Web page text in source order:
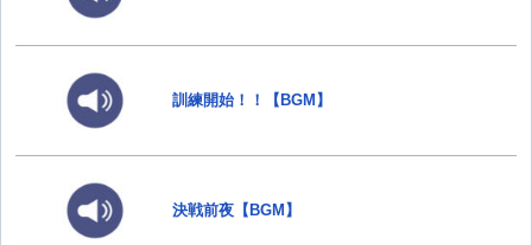
訓練開始！！【BGM】
決戦前夜【BGM】